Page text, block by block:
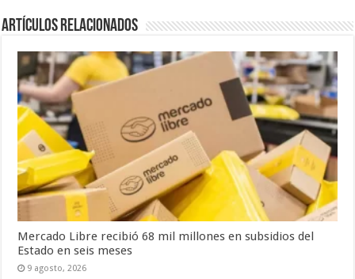
Artículos Relacionados
Mercado Libre recibió 68 mil millones en subsidios del
Estado en seis meses
9 agosto, 2026